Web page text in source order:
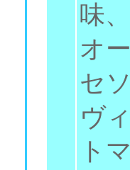
味
オ
セ
ヴ
ト